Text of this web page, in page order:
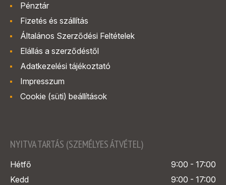
Pénztár
Fizetés és szállítás
Általános Szerződési Feltételek
Elállás a szerződéstől
Adatkezelési tájékoztató
Impresszum
Cookie (süti) beállítások
NYITVA TARTÁS (SZEMÉLYES ÁTVÉTEL)
Hétfő
9:00 - 17:00
Kedd
9:00 - 17:00